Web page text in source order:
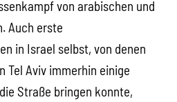
von arabischen und
Auch erste
in Israel selbst, von denen
Tel Aviv immerhin einige
Straße bringen konnte,